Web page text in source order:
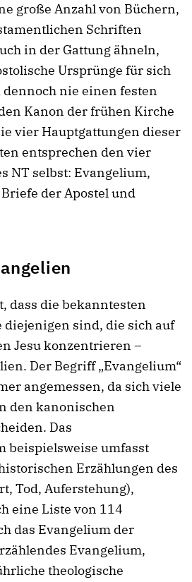
große Anzahl von Büchern,
Schriften
in der Gattung ähneln,
Ursprünge für sich
nie einen festen
Kanon der frühen Kirche
vier Hauptgattungen dieser
entsprechen den vier
NT selbst: Evangelium,
der Apostel und
dass die bekanntesten
diejenigen sind, die sich auf
Jesu konzentrieren –
Der Begriff „Evangelium“
angemessen, da sich viele
den kanonischen
Das
beispielsweise umfasst
Erzählungen des
Tod, Auferstehung),
eine Liste von 114
das Evangelium der
Evangelium,
theologische